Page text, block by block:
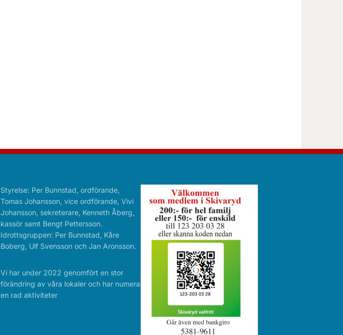
Styrelse: Per Bunnstad, ordförande,
Tomas Johansson, vice ordförande, Vivi
Johansson, sekreterare, Kenneth Åberg,
kassör samt Bengt Pettersson.
Idrottsgruppen: Per Bunnstad, Kåre
Boberg, Ulf Svensson och Jan Aronsson.
Vi har under 2022 genomfört en stor
förändring av våra lokaler och har numera
en rad aktiviteter